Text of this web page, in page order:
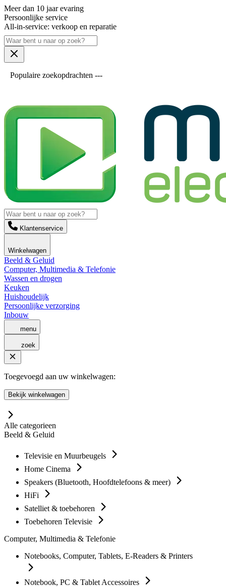
Meer dan 10 jaar evaring
Persoonlijke service
All-in-service: verkoop en reparatie
Populaire zoekopdrachten ---
Klantenservice
Winkelwagen
Beeld & Geluid
Computer, Multimedia & Telefonie
Wassen en drogen
Keuken
Huishoudelijk
Persoonlijke verzorging
Inbouw
menu
zoek
Toegevoegd aan uw winkelwagen:
Bekijk winkelwagen
Alle categorieen
Beeld & Geluid
Televisie en Muurbeugels
Home Cinema
Speakers (Bluetooth, Hoofdtelefoons & meer)
HiFi
Satelliet & toebehoren
Toebehoren Televisie
Computer, Multimedia & Telefonie
Notebooks, Computer, Tablets, E-Readers & Printers
Notebook, PC & Tablet Accessoires